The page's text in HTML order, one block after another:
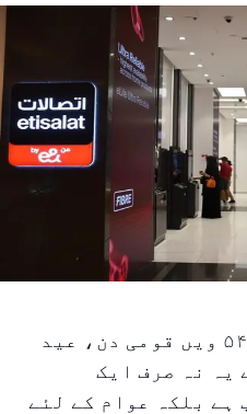
متحدہ عرب امارات کے ۵۴ ویں قومی دن، عید
یہ نہ صرف ایک
ہے بلکہ عوام کے لئے